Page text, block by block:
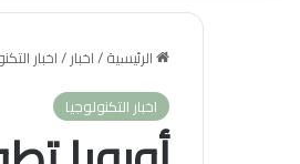
الرئيسية/اخبار/اخبار
اخبار التكنولوجيا